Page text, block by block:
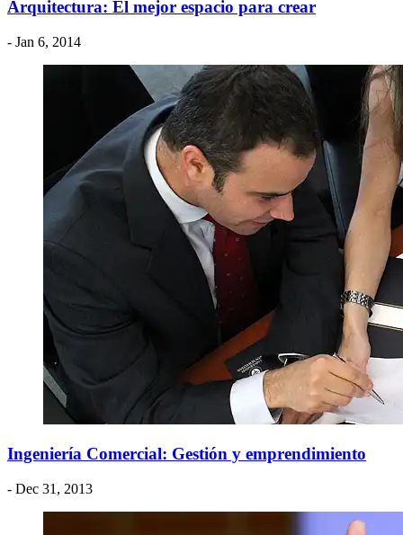
Arquitectura: El mejor espacio para crear
- Jan 6, 2014
Ingeniería Comercial: Gestión y emprendimiento
- Dec 31, 2013